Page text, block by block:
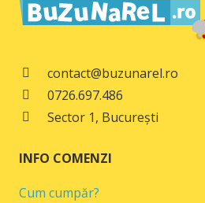
contact@buzunarel.ro
0726.697.486
Sector 1, București
INFO COMENZI
Cum cumpăr?